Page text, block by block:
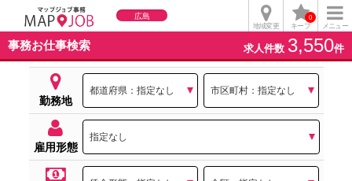
広島
メニュー
キープ
0
地域変更
事務お仕事検索 求人件数 3,550件
勤務地
雇用形態